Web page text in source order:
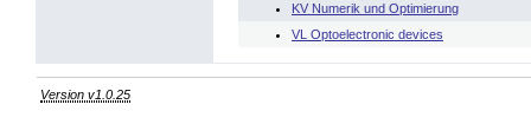
KV Numerik und Optimierung
VL Optoelectronic devices
Version v1.0.25